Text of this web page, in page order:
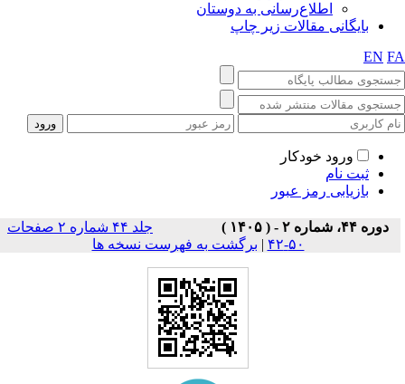
اطلاع‌رسانی به دوستان
بایگانی مقالات زیر چاپ
EN
ورود خودکار
ثبت نام
بازیابی رمز عبور
دوره ۴۴، شماره ۲ - ( ۱۴۰۵ )
جلد ۴۴ شماره ۲ صفحات
۵۰-۴۲
| برگشت به فهرست نسخه ها